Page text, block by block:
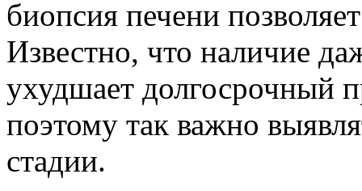
биопсия печени
Известно, что наличие
ухудшает долгосрочный
поэтому так важно
стадии.